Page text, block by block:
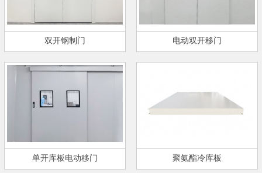
双开钢制门 电动双开移门
单开库板电动移门 聚氨酯冷库板